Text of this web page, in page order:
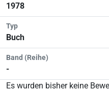
1978
Typ
Buch
Band (Reihe)
-
Es wurden bisher keine